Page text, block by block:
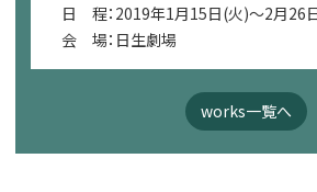
日 程：2019年1月15日(火)～2月26
会 場：日生劇場
works一覧へ